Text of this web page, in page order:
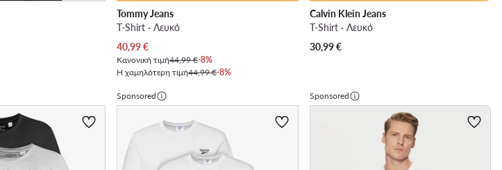
Tommy Jeans
T-Shirt · Λευκό
Τρέχουσα τιμή
40,99€
Κανονική τιμή44,99 €-8%
Η χαμηλότερη τιμή44,99 €-8%
Calvin Klein Jeans
T-Shirt · Λευκό
30,99€
Sponsored Sponsored